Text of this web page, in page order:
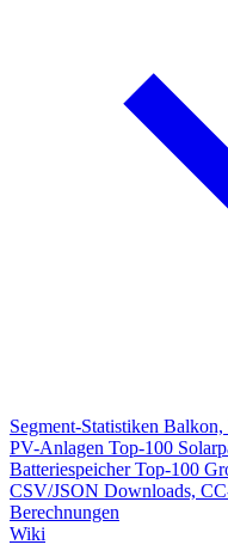
Segment-Statistiken Balkon,
PV-Anlagen Top-100
Batteriespeicher Top-100
CSV/JSON Downloads,
Berechnungen
Wiki